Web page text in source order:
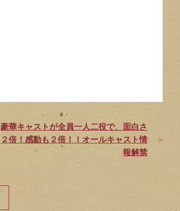
豪華キャストが全員一人二役で、面白さ
２倍！感動も２倍！！オールキャスト情
報解禁